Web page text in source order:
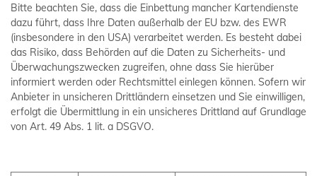
Bitte beachten Sie, dass die Einbettung mancher Kartendienste
dazu führt, dass Ihre Daten außerhalb der EU bzw. des EWR
(insbesondere in den USA) verarbeitet werden. Es besteht dabei
das Risiko, dass Behörden auf die Daten zu Sicherheits- und
Überwachungszwecken zugreifen, ohne dass Sie hierüber
informiert werden oder Rechtsmittel einlegen können. Sofern wir
Anbieter in unsicheren Drittländern einsetzen und Sie einwilligen,
erfolgt die Übermittlung in ein unsicheres Drittland auf Grundlage
von Art. 49 Abs. 1 lit. a DSGVO.